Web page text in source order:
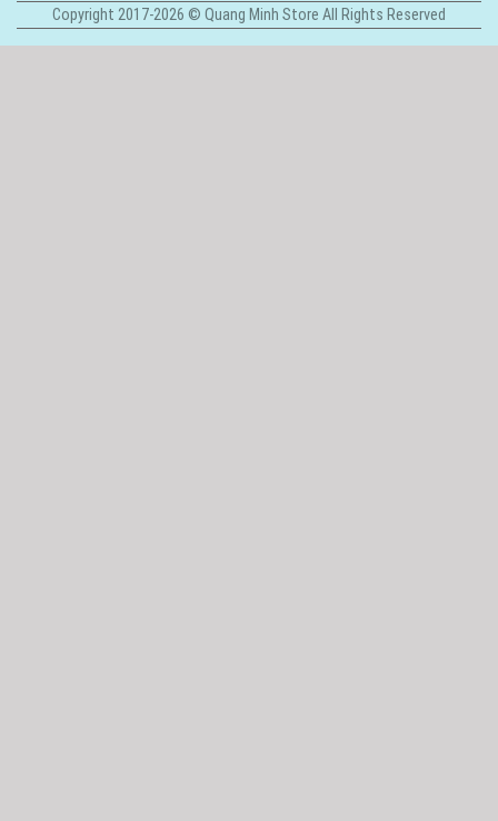
Copyright 2017-2026 © Quang Minh Store All Rights Reserved